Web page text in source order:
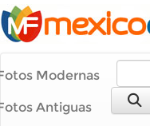
Modernas
Antiguas